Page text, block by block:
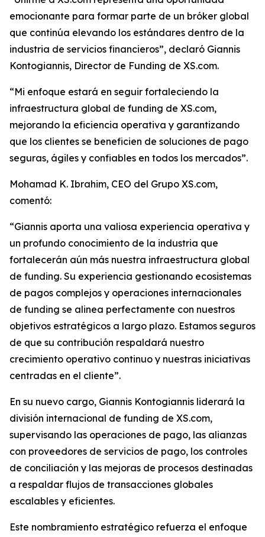
emocionante para formar parte de un bróker global
que continúa elevando los estándares dentro de la
industria de servicios financieros”, declaró Giannis
Kontogiannis, Director de Funding de XS.com.
“Mi enfoque estará en seguir fortaleciendo la
infraestructura global de funding de XS.com,
mejorando la eficiencia operativa y garantizando
que los clientes se beneficien de soluciones de pago
seguras, ágiles y confiables en todos los mercados”.
Mohamad K. Ibrahim, CEO del Grupo XS.com,
comentó:
“Giannis aporta una valiosa experiencia operativa y
un profundo conocimiento de la industria que
fortalecerán aún más nuestra infraestructura global
de funding. Su experiencia gestionando ecosistemas
de pagos complejos y operaciones internacionales
de funding se alinea perfectamente con nuestros
objetivos estratégicos a largo plazo. Estamos seguros
de que su contribución respaldará nuestro
crecimiento operativo continuo y nuestras iniciativas
centradas en el cliente”.
En su nuevo cargo, Giannis Kontogiannis liderará la
división internacional de funding de XS.com,
supervisando las operaciones de pago, las alianzas
con proveedores de servicios de pago, los controles
de conciliación y las mejoras de procesos destinadas
a respaldar flujos de transacciones globales
escalables y eficientes.
Este nombramiento estratégico refuerza el enfoque